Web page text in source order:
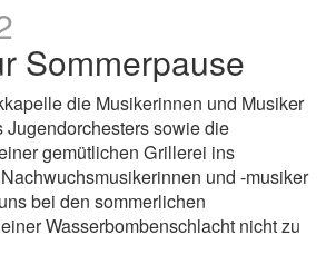
Sommerpause
die Musikerinnen und Musiker
sowie die
gemütlichen Grillerei ins
und -musiker
bei den sommerlichen
Wasserbombenschlacht nicht zu